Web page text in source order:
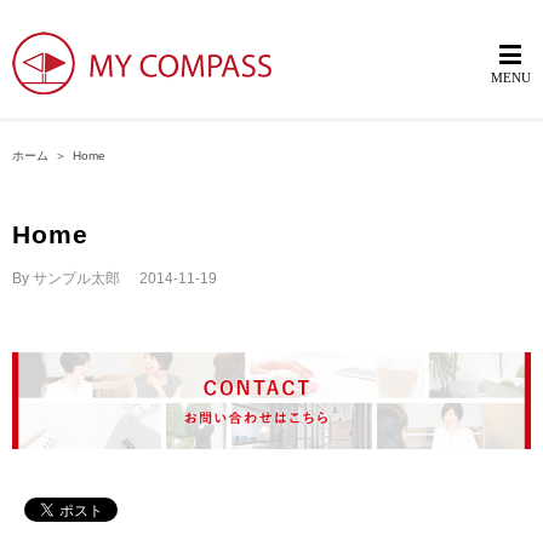
ホーム ＞ Home
Home
By サンプル太郎 2014-11-19